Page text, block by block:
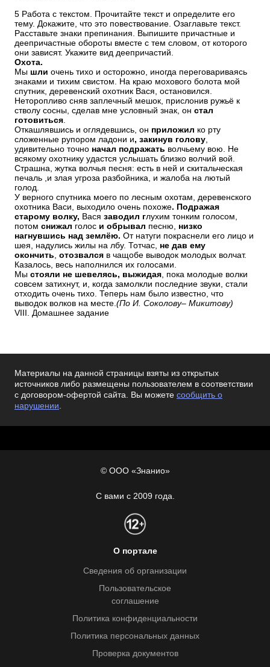
5 Работа с текстом. Прочитайте текст и определите его
тему. Докажите, что это повествование. Озаглавьте текст.
Расставьте знаки препинания. Выпишите причастные и
деепричастные обороты вместе с тем словом, от которого
они зависят. Укажите вид деепричастий.
Охота.
Мы шли очень тихо и осторожно, иногда переговариваясь
знаками и тихим свистом. На краю мохового болота мой
спутник, деревенский охотник Вася, остановился.
Неторопливо сняв заплечный мешок, прислонив ружьё к
стволу сосны, сделав мне условный знак, он стал
готовиться
Откашлявшись и оглядевшись, он приложил ко рту
сложенные рупором ладони и, закинув голову
удивительно точно начал подражать волчьему вою. Не
всякому охотнику удастся услышать близко волчий вой.
Страшна, жутка волчья песня: есть в ней и скитальческая
печаль ,и злая угроза разбойника, и жалоба на лютый
голод.
У верного спутника моего по лесным охотам, деревенского
охотника Васи, выходило очень похоже. Подражая
старому волку, Вася заводил глухим тонким голосом,
потом снижал голос и обрывал песню, низко
нагнувшись над землёю. От натуги покраснели его лицо и
шея, надулись жилы на лбу. Тотчас, не дав ему
окончить отозвался в чащобе выводок молодых волчат.
Казалось, весь наполнился их голосами.
Мы стояли не шевелясь, выжидая , пока молодые волки
совсем затихнут, и, когда замолкли последние звуки, стали
отходить очень тихо. Теперь нам было известно, что
выводок волков на месте. (По И. Соколову– Микитову)
VIII. Домашнее задание
Материалы на данной страницы взяты из открытых
источников либо размещены пользователем в соответствии
с договором-офертой сайта. Вы можете сообщить о
нарушении.
© ООО «Знанио»
С вами с 2009 года.
О портале
Сведения об организации
Пользовательское
соглашение
Политика конфиденциальности
Политика персональных данных
Проверка документов